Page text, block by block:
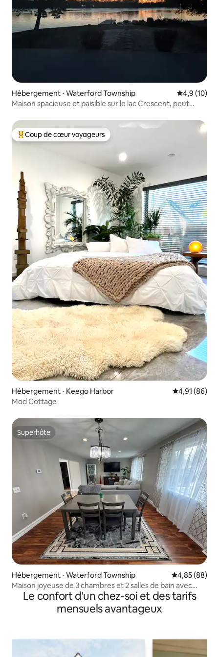
Hébergement ⋅ Waterford Township Évaluation
4,9 (10)
Maison spacieuse et paisible sur le lac Crescent, peut
Coups de cœur voyageurs les plus appréciés
Coup de cœur voyageurs
Hébergement ⋅ Keego Harbor Évaluation
4,91 (86)
Mod Cottage
Superhôte
Superhôte
Hébergement ⋅ Waterford Township Évaluation
4,85 (88)
Maison joyeuse de 3 chambres et 2 salles de bain avec
piscine
Le confort d'un chez-soi et des tarifs
mensuels avantageux